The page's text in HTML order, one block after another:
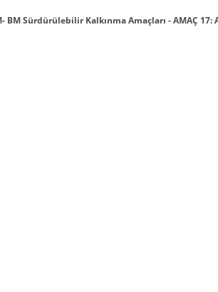
BM Sürdürülebilir Kalkınma Amaçları - AMAÇ 17: